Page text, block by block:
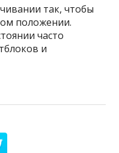
так, чтобы
положении.
часто
и